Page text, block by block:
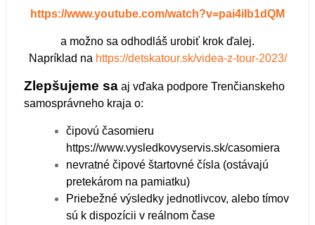
https://www.youtube.com/watch?v=pai4iIb1dQM
a možno sa odhodláš urobiť krok ďalej.
Napríklad na https://detskatour.sk/videa-z-tour-2023/
Zlepšujeme sa aj vďaka podpore Trenčianskeho
samosprávneho kraja o:
čipovú časomieru
https://www.vysledkovyservis.sk/casomiera
nevratné čipové štartovné čísla (ostávajú
pretekárom na pamiatku)
Priebežné výsledky jednotlivcov, alebo tímov
sú k dispozícii v reálnom čase